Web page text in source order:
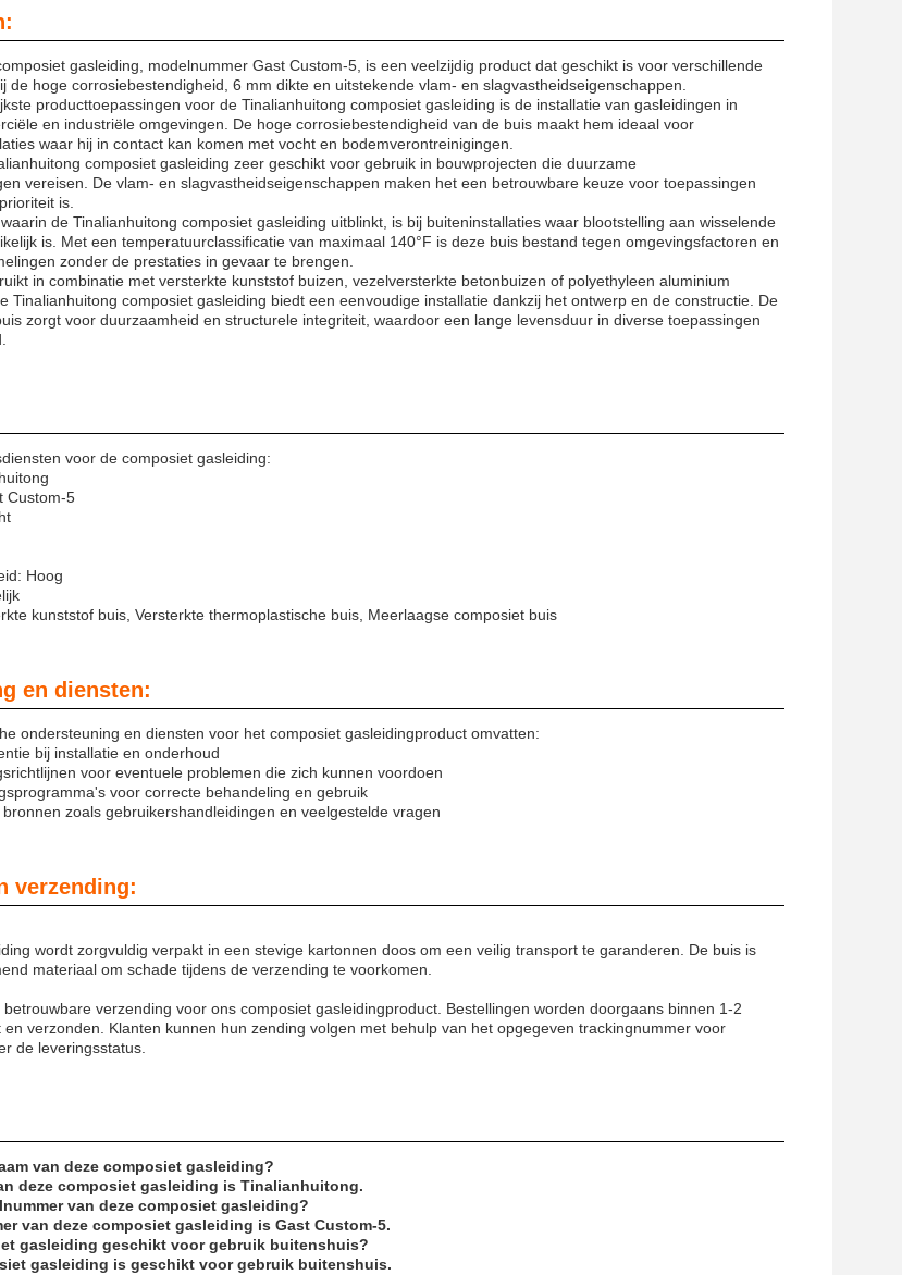
gasleiding, modelnummer Gast Custom-5, is een veelzijdig product dat geschikt is voor verschillende
de hoge corrosiebestendigheid, 6 mm dikte en uitstekende vlam- en slagvastheidseigenschappen.
producttoepassingen voor de Tinalianhuitong composiet gasleiding is de installatie van gasleidingen in
en industriële omgevingen. De hoge corrosiebestendigheid van de buis maakt hem ideaal voor
waar hij in contact kan komen met vocht en bodemverontreinigingen.
composiet gasleiding zeer geschikt voor gebruik in bouwprojecten die duurzame
vereisen. De vlam- en slagvastheidseigenschappen maken het een betrouwbare keuze voor toepassingen
is.
de Tinalianhuitong composiet gasleiding uitblinkt, is bij buiteninstallaties waar blootstelling aan wisselende
is. Met een temperatuurclassificatie van maximaal 140°F is deze buis bestand tegen omgevingsfactoren en
zonder de prestaties in gevaar te brengen.
in combinatie met versterkte kunststof buizen, vezelversterkte betonbuizen of polyethyleen aluminium
Tinalianhuitong composiet gasleiding biedt een eenvoudige installatie dankzij het ontwerp en de constructie. De
zorgt voor duurzaamheid en structurele integriteit, waardoor een lange levensduur in diverse toepassingen
voor de composiet gasleiding:
Custom-5
Hoog
kunststof buis, Versterkte thermoplastische buis, Meerlaagse composiet buis
en diensten:
ondersteuning en diensten voor het composiet gasleidingproduct omvatten:
bij installatie en onderhoud
voor eventuele problemen die zich kunnen voordoen
voor correcte behandeling en gebruik
zoals gebruikershandleidingen en veelgestelde vragen
verzending:
wordt zorgvuldig verpakt in een stevige kartonnen doos om een veilig transport te garanderen. De buis is
materiaal om schade tijdens de verzending te voorkomen.
verzending voor ons composiet gasleidingproduct. Bestellingen worden doorgaans binnen 1-2
verzonden. Klanten kunnen hun zending volgen met behulp van het opgegeven trackingnummer voor
de leveringsstatus.
van deze composiet gasleiding?
deze composiet gasleiding is Tinalianhuitong.
van deze composiet gasleiding?
van deze composiet gasleiding is Gast Custom-5.
gasleiding geschikt voor gebruik buitenshuis?
gasleiding is geschikt voor gebruik buitenshuis.